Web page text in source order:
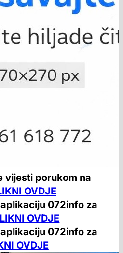
vijesti porukom na
OVDJE
072info za
OVDJE
072info za
OVDJE